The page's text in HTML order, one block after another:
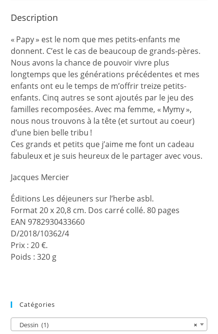
Description
« Papy » est le nom que mes petits-enfants me
donnent. C’est le cas de beaucoup de grands-pères.
Nous avons la chance de pouvoir vivre plus
longtemps que les générations précédentes et mes
enfants ont eu le temps de m’offrir treize petits-
enfants. Cinq autres se sont ajoutés par le jeu des
familles recomposées. Avec ma femme, « Mymy »,
nous nous trouvons à la tête (et surtout au coeur)
d’une bien belle tribu !
Ces grands et petits que j’aime me font un cadeau
fabuleux et je suis heureux de le partager avec vous.
Jacques Mercier
Éditions Les déjeuners sur l’herbe asbl.
Format 20 x 20,8 cm. Dos carré collé. 80 pages
EAN 9782930433660
D/2018/10362/4
Prix : 20 €.
Poids : 320 g
Catégories
×
Dessin (1)